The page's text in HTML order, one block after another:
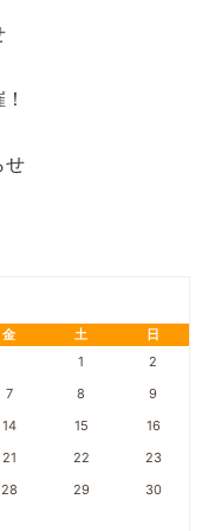
せ
金 土
日
1
2
7 8
9
14 15
16
21 22
23
28 29
30